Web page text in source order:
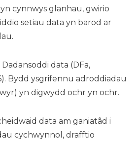
cynnwys glanhau, gwirio
setiau data yn barod ar
data (DFa,
Bydd ysgrifennu adroddiadau
yn digwydd ochr yn ochr.
data am ganiatâd i
cychwynnol, drafftio